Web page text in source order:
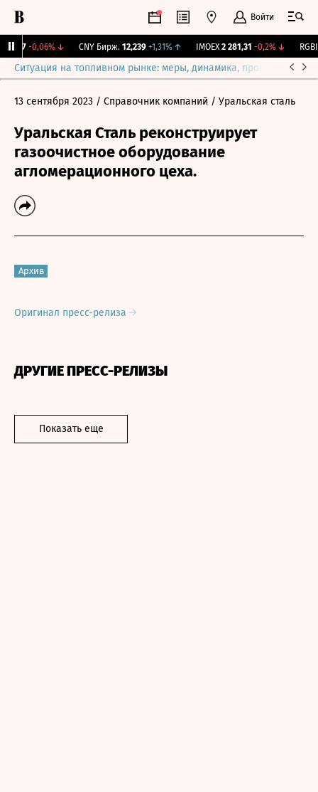
Войти
-0,06%↓ CNY Бирж. 12,239 +1,31%↑ IMOEX 2 281,31 -0,2%↓
Ситуация на топливном рынке: меры, динамика, прогнозы
13 сентября 2023 / Справочник компаний / Уральская сталь
Уральская Сталь реконструирует
газоочистное оборудование
агломерационного цеха.
Архив
Оригинал пресс-релиза
ДРУГИЕ ПРЕСС-РЕЛИЗЫ
Показать еще